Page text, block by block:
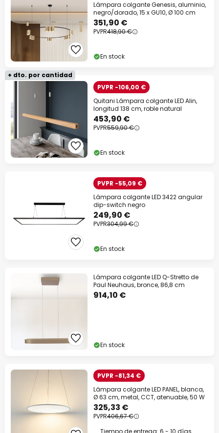
Lámpara colgante Genesis, aluminio,
negro/dorado, 15 x GU10, Ø 100 cm
351,90 €
PVPR418,90 €
En stock
+ dto. por cantidad
PVPR -106,00 €
Quitani Lámpara colgante LED Alin,
longitud 138 cm, roble natural
453,90 €
PVPR559,90 €
En stock
PVPR -55,09 €
Lámpara colgante LED 3422 angular
dip-switch negro
249,90 €
PVPR304,99 €
En stock
Lámpara colgante LED Q-Stretto de
Paul Neuhaus, bronce, 86,8 cm
914,10 €
En stock
PVPR -81,34 €
Lámpara colgante LED PANEL, blanca,
Ø 63 cm, metal, CCT, atenuable, 50 W
325,33 €
PVPR406,67 €